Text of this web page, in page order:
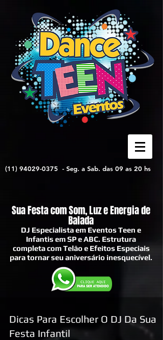
(11) 94029-0375 - Seg. a Sab. das 09 as 20 hs
Sua Festa com Som, Luz e Energia de
Balada
DJ Especialista em Eventos Teen e
Infantis em SP e ABC. Estrutura
completa com Telão e Efeitos Especiais
para tornar seu aniversário inesquecível.
Dicas Para Escolher O DJ Da Sua
Festa Infantil